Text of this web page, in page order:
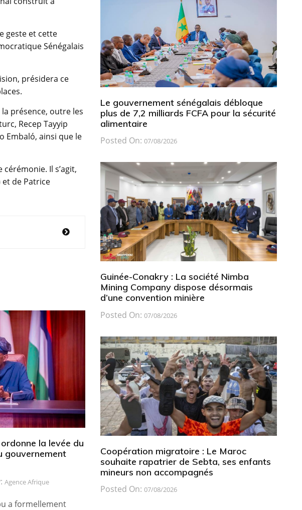
geste et cette
Sénégalais
présidera ce
présence, outre les
Recep Tayyip
Embaló, ainsi que le
Il s’agit,
de Patrice
la levée du
gouvernement
Agence Afrique
a formellement
Le gouvernement sénégalais débloque
plus de 7,2 milliards FCFA pour la sécurité
alimentaire
Posted On: 07/08/2026
Guinée-Conakry : La société Nimba
Mining Company dispose désormais
d’une convention minière
Posted On: 07/08/2026
Coopération migratoire : Le Maroc
souhaite rapatrier de Sebta, ses enfants
mineurs non accompagnés
Posted On: 07/08/2026